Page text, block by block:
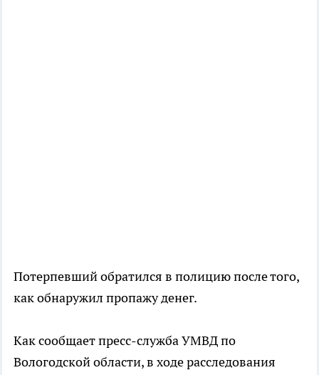
Потерпевший обратился в полицию после того,
как обнаружил пропажу денег.
Как сообщает пресс-служба УМВД по
Вологодской области, в ходе расследования